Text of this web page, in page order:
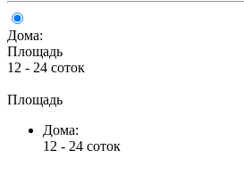
Дома:
Площадь
12 - 24 соток
Площадь
Дома:
12 - 24 соток